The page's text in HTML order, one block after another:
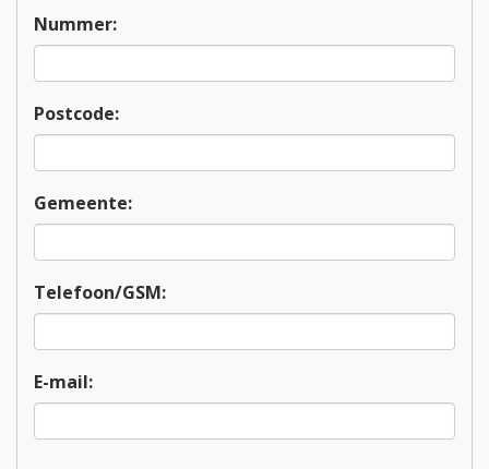
Nummer:
Postcode:
Gemeente:
Telefoon/GSM:
E-mail: